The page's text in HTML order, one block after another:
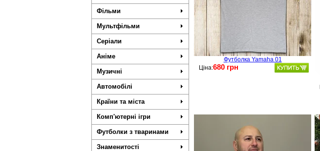
Фільми
Мультфільми
Серіали
Аніме
Музичні
Автомобілі
Країни та міста
Комп'ютерні ігри
Футболки з тваринами
Знаменитості
Футболка Yamaha 01
Ціна:680 грн